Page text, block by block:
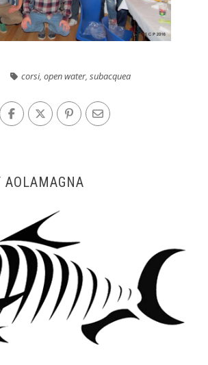
corsi, open water, subacquea
AOLAMAGNA